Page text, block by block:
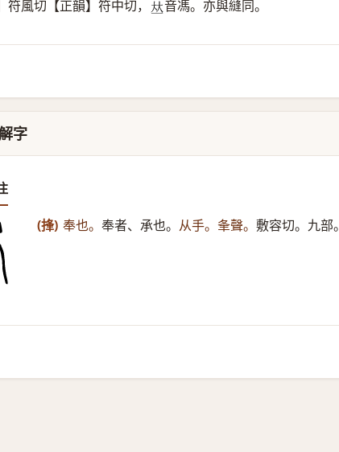
符風切【正韻】符中切， 𠀤音馮。亦與縫同。
字
(捀) 奉也。 奉者、承也。 从手。夆聲。 敷容切。九部。